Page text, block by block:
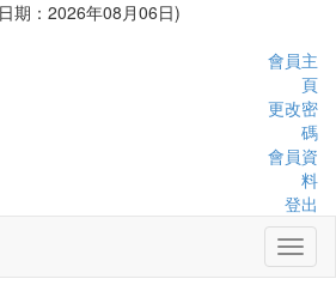
期：2026年08月06日)
會員主
頁
更改密
碼
會員資
料
登出